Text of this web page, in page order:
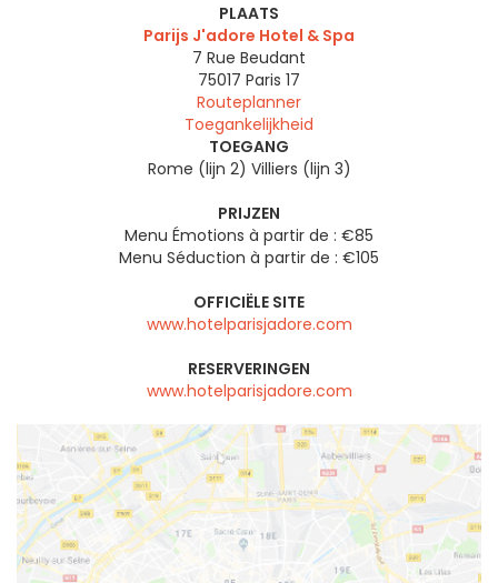
PLAATS
Parijs J'adore Hotel & Spa
7 Rue Beudant
75017 Paris 17
Routeplanner
Toegankelijkheid
TOEGANG
Rome (lijn 2) Villiers (lijn 3)
PRIJZEN
Menu Émotions à partir de : €85
Menu Séduction à partir de : €105
OFFICIËLE SITE
www.hotelparisjadore.com
RESERVERINGEN
www.hotelparisjadore.com